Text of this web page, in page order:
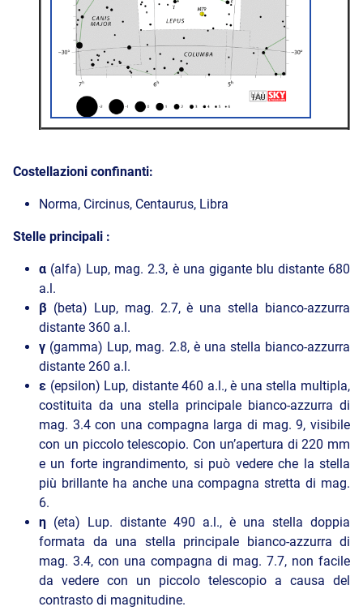
Costellazioni confinanti:
Norma, Circinus, Centaurus, Libra
Stelle principali :
α (alfa) Lup, mag. 2.3, è una gigante blu distante 680
a.l.
β (beta) Lup, mag. 2.7, è una stella bianco-azzurra
distante 360 a.l.
γ (gamma) Lup, mag. 2.8, è una stella bianco-azzurra
distante 260 a.l.
ε (epsilon) Lup, distante 460 a.l., è una stella multipla,
costituita da una stella principale bianco-azzurra di
mag. 3.4 con una compagna larga di mag. 9, visibile
con un piccolo telescopio. Con un’apertura di 220 mm
e un forte ingrandimento, si può vedere che la stella
più brillante ha anche una compagna stretta di mag.
6.
η (eta) Lup. distante 490 a.l., è una stella doppia
formata da una stella principale bianco-azzurra di
mag. 3.4, con una compagna di mag. 7.7, non facile
da vedere con un piccolo telescopio a causa del
contrasto di magnitudine.